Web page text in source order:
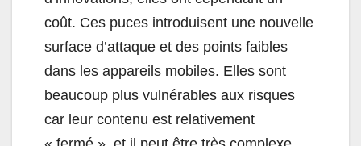
coût. Ces puces introduisent une nouvelle
surface d’attaque et des points faibles
dans les appareils mobiles. Elles sont
beaucoup plus vulnérables aux risques
car leur contenu est relativement